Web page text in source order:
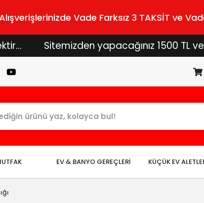
Vade Farksız 3 TAKSİT ve
Sitemizden yapacağınız 1500 TL ve
EV & BANYO GEREÇLERİ KÜÇÜK EV